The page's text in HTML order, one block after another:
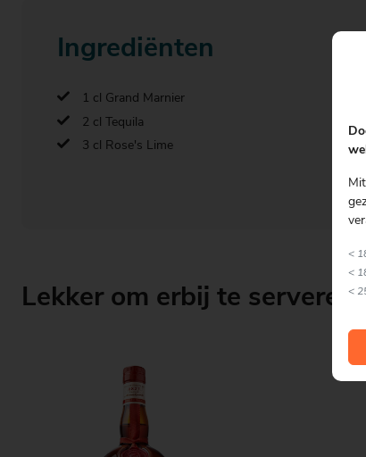
Ingrediënten
1 cl Grand Marnier
2 cl Tequila
3 cl Rose's Lime
Lekker om erbij te serveren
<
<
<